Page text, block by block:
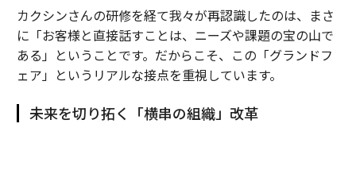
カクシンさんの研修を経て我々が再認識したのは、まさ
に「お客様と直接話すことは、ニーズや課題の宝の山で
ある」ということです。だからこそ、この「グランドフ
ェア」というリアルな接点を重視しています。
未来を切り拓く「横串の組織」改革